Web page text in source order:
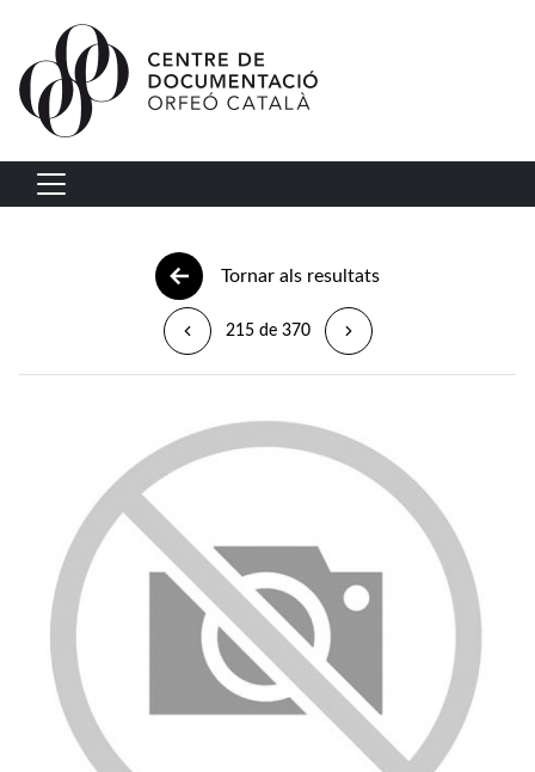
Vés al contingut
Navegació principal
Tornar als resultats
215 de 370